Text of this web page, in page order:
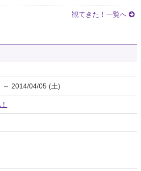
観てきた！一覧へ
～ 2014/04/05 (土)